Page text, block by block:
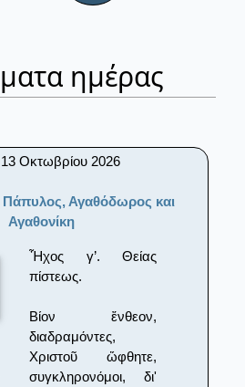
ημέρας
13 Οκτωβρίου 2026
Πάπυλος, Αγαθόδωρος και
Αγαθονίκη
Ἦχος γ’. Θείας
πίστεως.
Βίον ἔνθεον,
διαδραμόντες,
Χριστοῦ ὤφθητε,
συγκληρονόμοι, δι'